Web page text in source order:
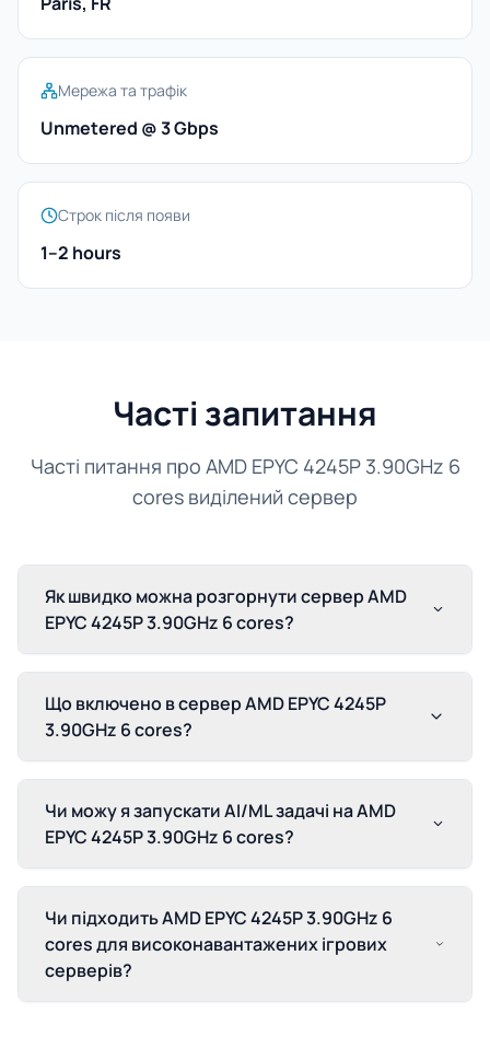
Мережа та трафік
Unmetered @ 3 Gbps
Строк після появи
1–2 hours
Часті запитання
Часті питання про AMD EPYC 4245P 3.90GHz 6
cores виділений сервер
Як швидко можна розгорнути сервер AMD
EPYC 4245P 3.90GHz 6 cores?
Що включено в сервер AMD EPYC 4245P
3.90GHz 6 cores?
Чи можу я запускати AI/ML задачі на AMD
EPYC 4245P 3.90GHz 6 cores?
Чи підходить AMD EPYC 4245P 3.90GHz 6
cores для високонавантажених ігрових
серверів?